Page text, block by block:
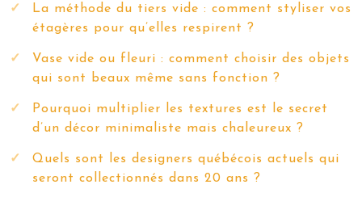
La méthode du tiers vide : comment styliser vos
étagères pour qu’elles respirent ?
Vase vide ou fleuri : comment choisir des objets
qui sont beaux même sans fonction ?
Pourquoi multiplier les textures est le secret
d’un décor minimaliste mais chaleureux ?
Quels sont les designers québécois actuels qui
seront collectionnés dans 20 ans ?